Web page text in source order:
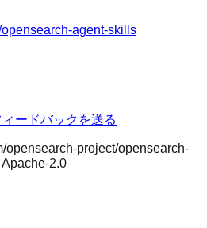
agent-skills
ィードバックを送る
opensearch-project/opensearch-
Apache-2.0